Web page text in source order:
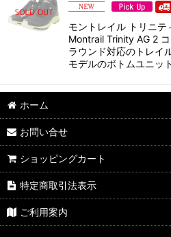
モントレイル トリニテ
Montrail Trinity AG 2
ラウンド対応のトレイ
モデルのボトムユニッ
ホーム
お問い合せ
ショッピングカート
特定商取引法表示
ご利用案内